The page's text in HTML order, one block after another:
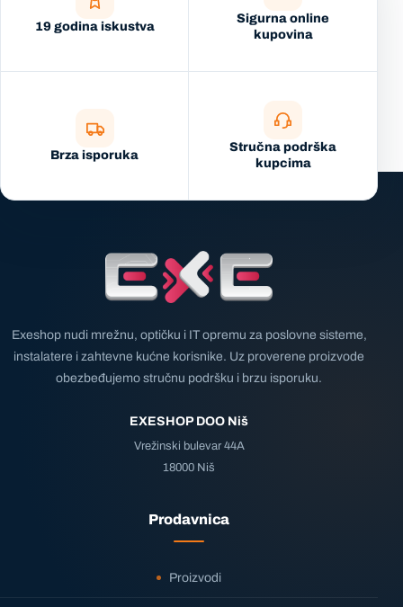
19 godina iskustva
Sigurna online
kupovina
Brza isporuka
Stručna podrška
kupcima
Exeshop nudi mrežnu, optičku i IT opremu za poslovne sisteme,
instalatere i zahtevne kućne korisnike. Uz proverene proizvode
obezbeđujemo stručnu podršku i brzu isporuku.
EXESHOP DOO Niš
Vrežinski bulevar 44A
18000 Niš
Prodavnica
Proizvodi